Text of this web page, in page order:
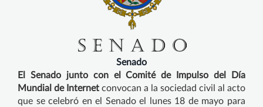
Senado
El Senado junto con el Comité de Impulso del Día
Mundial de Internet convocan a la sociedad civil al acto
que se celebró en el Senado el lunes 18 de mayo para